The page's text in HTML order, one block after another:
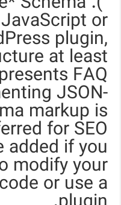
or
plugin,
at least
FAQ
JSON-
markup is
for SEO
added if you
modify your
or use a